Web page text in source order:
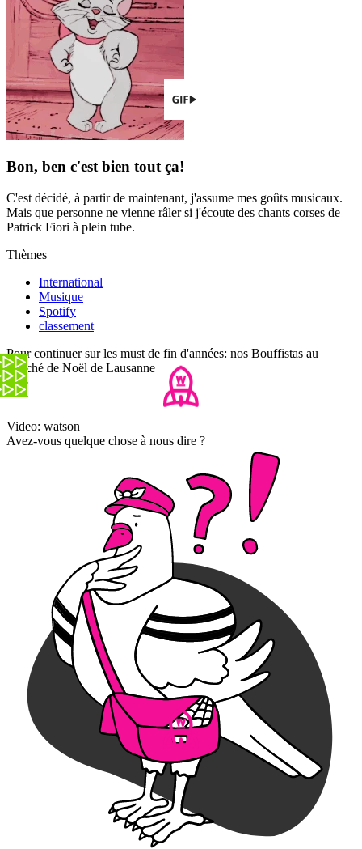
Bon, ben c'est bien tout ça!
C'est décidé, à partir de maintenant, j'assume mes goûts musicaux.
Mais que personne ne vienne râler si j'écoute des chants corses de
Patrick Fiori à plein tube.
Thèmes
International
Musique
Spotify
classement
Pour continuer sur les must de fin d'années: nos Bouffistas au
marché de Noël de Lausanne
Video: watson
Avez-vous quelque chose à nous dire ?